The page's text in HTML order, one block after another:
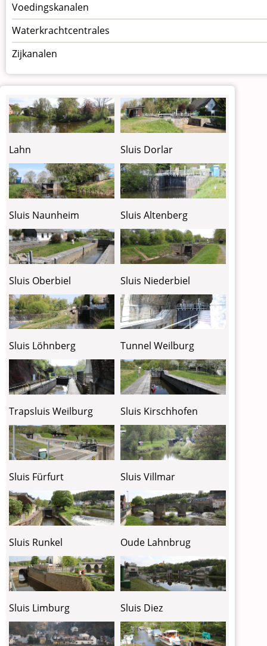
Voedingskanalen
Waterkrachtcentrales
Zijkanalen
Lahn Sluis Dorlar
Sluis Naunheim Sluis Altenberg
Sluis Oberbiel Sluis Niederbiel
Sluis Löhnberg Tunnel Weilburg
Trapsluis Weilburg Sluis Kirschhofen
Sluis Fürfurt Sluis Villmar
Sluis Runkel Oude Lahnbrug
Sluis Limburg Sluis Diez